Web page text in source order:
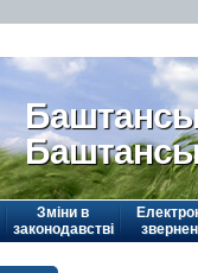
Зміни в
законодавстві